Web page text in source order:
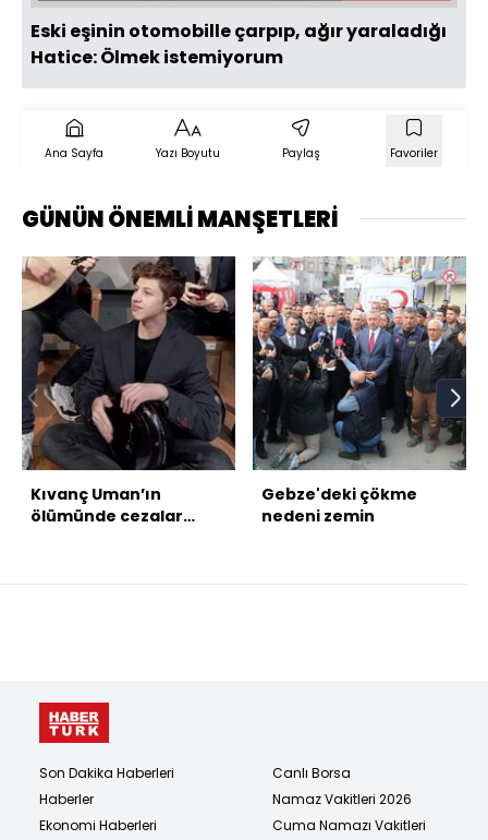
Eski eşinin otomobille çarpıp, ağır yaraladığı
Hatice: Ölmek istemiyorum
Ana Sayfa Yazı Boyutu Paylaş Favoriler
GÜNÜN ÖNEMLİ MANŞETLERİ
Kıvanç Uman’ın
ölümünde cezalar
Gebze'deki çökme
nedeni zemin
Son Dakika Haberleri
Haberler
Ekonomi Haberleri
Canlı Borsa
Namaz Vakitleri 2026
Cuma Namazı Vakitleri